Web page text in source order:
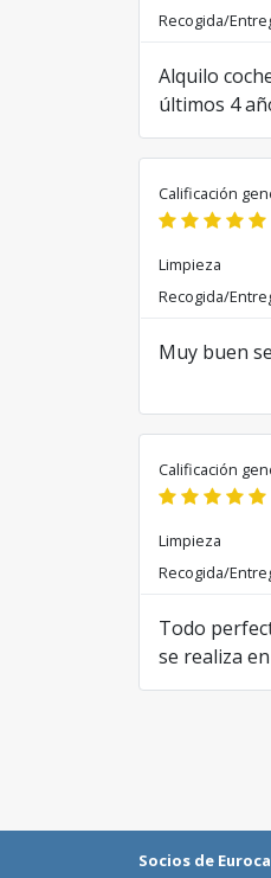
Recogida/
Alquilo
últimos 4
Calificación
Limpieza
Recogida/
Muy buen
Calificación
Limpieza
Recogida/
Todo
se realiza
Socios de